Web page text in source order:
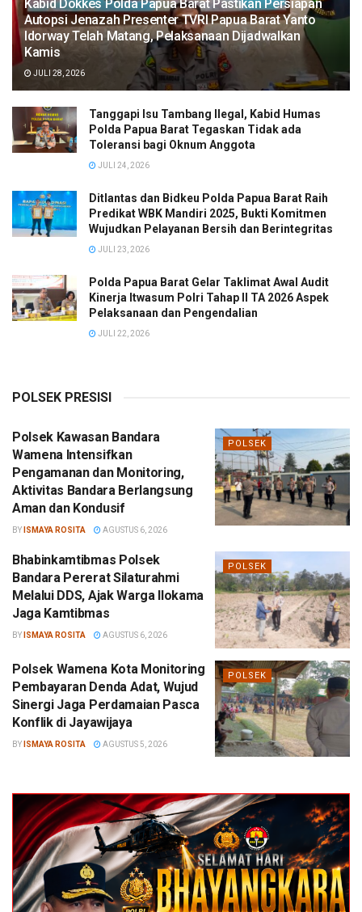
Kabid Dokkes Polda Papua Barat Pastikan Persiapan
Autopsi Jenazah Presenter TVRI Papua Barat Yanto
Idorway Telah Matang, Pelaksanaan Dijadwalkan
Kamis
JULI 28, 2026
Tanggapi Isu Tambang Ilegal, Kabid Humas
Polda Papua Barat Tegaskan Tidak ada
Toleransi bagi Oknum Anggota
JULI 24, 2026
Ditlantas dan Bidkeu Polda Papua Barat Raih
Predikat WBK Mandiri 2025, Bukti Komitmen
Wujudkan Pelayanan Bersih dan Berintegritas
JULI 23, 2026
Polda Papua Barat Gelar Taklimat Awal Audit
Kinerja Itwasum Polri Tahap II TA 2026 Aspek
Pelaksanaan dan Pengendalian
JULI 22, 2026
POLSEK PRESISI
POLSEK
Polsek Kawasan Bandara
Wamena Intensifkan
Pengamanan dan Monitoring,
Aktivitas Bandara Berlangsung
Aman dan Kondusif
BY ISMAYA ROSITA AGUSTUS 6, 2026
POLSEK
Bhabinkamtibmas Polsek
Bandara Pererat Silaturahmi
Melalui DDS, Ajak Warga Ilokama
Jaga Kamtibmas
BY ISMAYA ROSITA AGUSTUS 6, 2026
POLSEK
Polsek Wamena Kota Monitoring
Pembayaran Denda Adat, Wujud
Sinergi Jaga Perdamaian Pasca
Konflik di Jayawijaya
BY ISMAYA ROSITA AGUSTUS 5, 2026